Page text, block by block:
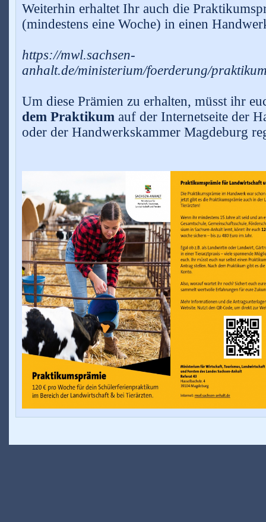
Weiterhin erhaltet Ihr auch die
(mindestens eine Woche) in einen
https://mwl.sachsen-
anhalt.de/ministerium/foerderung/
Um diese Prämien zu erhalten, müsst ihr
dem Praktikum auf der Internetseite der
oder der Handwerkskammer Magdeburg